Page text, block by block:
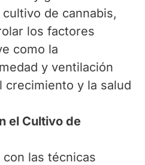
de cannabis,
los factores
como la
y ventilación
crecimiento y la salud
el Cultivo de
las técnicas